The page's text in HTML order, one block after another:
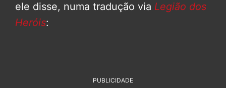
ele disse, numa tradução via Legião dos
Heróis:
PUBLICIDADE